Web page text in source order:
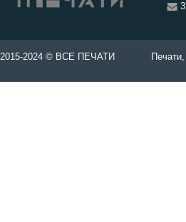
в Чебоксары.
2015-2024 © ВСЕ ПЕЧАТИ